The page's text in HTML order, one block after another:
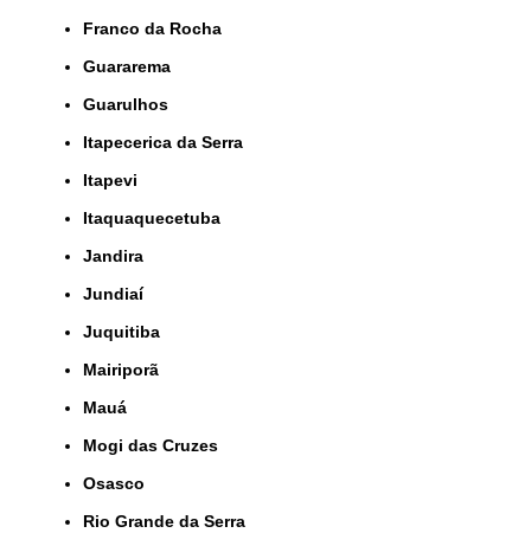
Franco da Rocha
Guararema
Guarulhos
Itapecerica da Serra
Itapevi
Itaquaquecetuba
Jandira
Jundiaí
Juquitiba
Mairiporã
Mauá
Mogi das Cruzes
Osasco
Rio Grande da Serra